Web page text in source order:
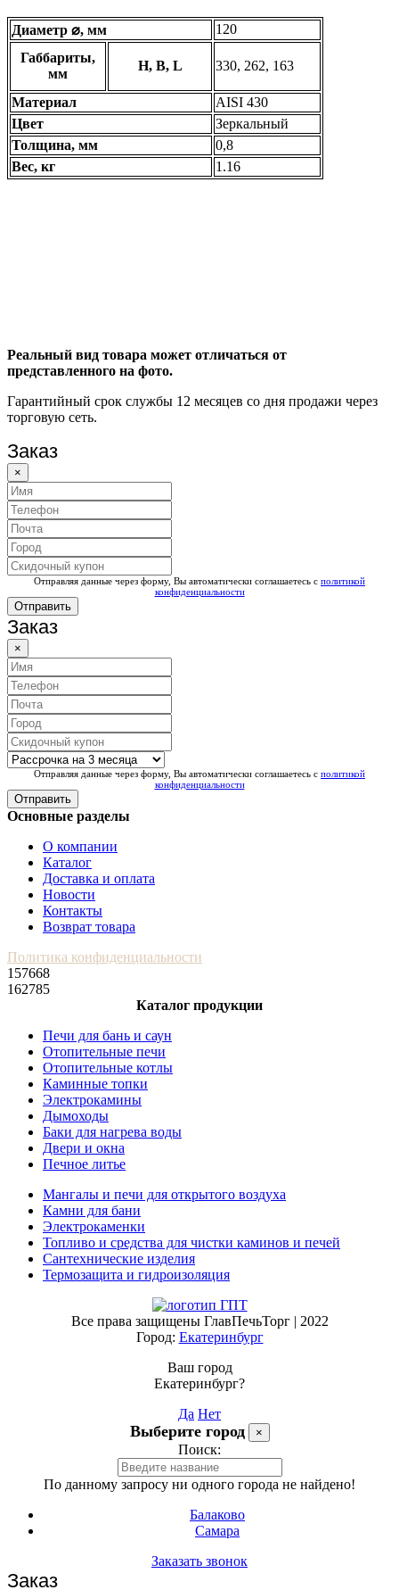
Диаметр ⌀, мм
120
Габбариты,
мм
H, B, L 330, 262, 163
Материал
AISI 430
Цвет
Зеркальный
Толщина, мм
0,8
Вес, кг
1.16
Реальный вид товара может отличаться от
представленного на фото.
Гарантийный срок службы 12 месяцев со дня продажи через
торговую сеть.
Заказ
×
Отправляя данные через форму, Вы автоматически соглашаетесь с политикой
конфиденциальности
Отправить
Заказ
×
Отправляя данные через форму, Вы автоматически соглашаетесь с политикой
конфиденциальности
Отправить
Основные разделы
О компании
Каталог
Доставка и оплата
Новости
Контакты
Возврат товара
Политика конфиденциальности
157668
162785
Каталог продукции
Печи для бань и саун
Отопительные печи
Отопительные котлы
Каминные топки
Электрокамины
Дымоходы
Баки для нагрева воды
Двери и окна
Печное литье
Мангалы и печи для открытого воздуха
Камни для бани
Электрокаменки
Топливо и средства для чистки каминов и печей
Сантехнические изделия
Термозащита и гидроизоляция
Все права защищены ГлавПечьТорг | 2022
Город: Екатеринбург
Ваш город
Екатеринбург?
Да Нет
Выберите город ×
Поиск:
По данному запросу ни одного города не найдено!
Балаково
Самара
Заказать звонок
Заказ